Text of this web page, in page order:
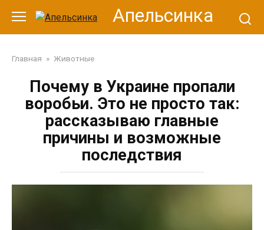
контенту
Апельсинка
Главная » Животные
Почему в Украине пропали
воробьи. Это не просто так:
рассказываю главные
причины и возможные
последствия